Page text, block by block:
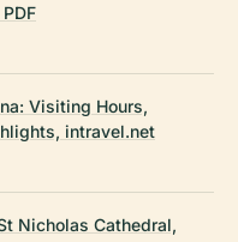
Visiting Hours,
intravel.net
Nicholas Cathedral,